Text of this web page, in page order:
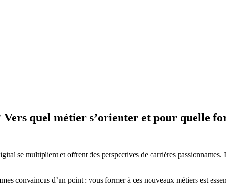
quel métier s’orienter et pour quelle
se multiplient et offrent des perspectives de carrières
convaincus d’un point : vous former à ces nouveaux métiers est